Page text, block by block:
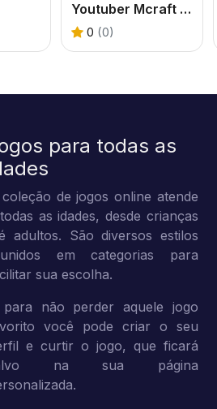
Youtuber Mcraft 2Player
0 (0)
para todas as
de jogos online atende
as idades, desde crianças
adultos. São diversos estilos
em categorias para
sua escolha.
não perder aquele jogo
você pode criar o seu
e curtir o jogo, que ficará
na sua página